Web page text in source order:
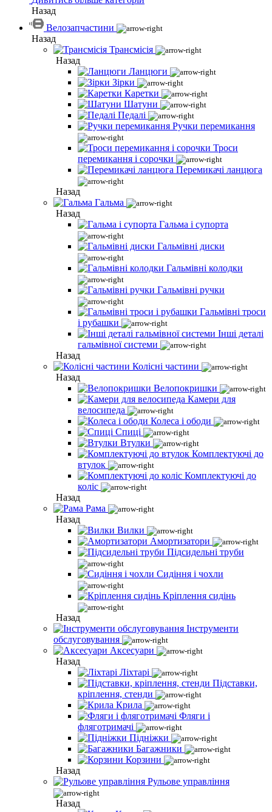
Назад
Велозапчастини
Назад
Трансмісія
Назад
Ланцюги
Зірки
Каретки
Шатуни
Педалі
Ручки перемикання
Троси
перемикання і сорочки
Перемикачі ланцюга
Назад
Гальма
Назад
Гальма і супорта
Гальмівні диски
Гальмівні колодки
Гальмівні ручки
Гальмівні троси
і рубашки
Інші деталі
гальмівної системи
Назад
Колісні частини
Назад
Велопокришки
Камери для
велосипеда
Колеса і ободи
Спиці
Втулки
Комплектуючі до
втулок
Комплектуючі до
коліс
Назад
Рама
Назад
Вилки
Амортизатори
Підсидельні труби
Сидіння і чохли
Кріплення сидінь
Назад
Інструменти
обслуговування
Аксесуари
Назад
Ліхтарі
Підставки,
кріплення, стенди
Крила
Фляги і
фляготримачі
Підніжки
Багажники
Корзини
Назад
Рульове управління
Назад